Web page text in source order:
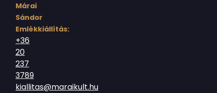
Márai
Sándor
Emlékkiállítás:
+36
20
237
3789
kiallitas@maraikult.hu